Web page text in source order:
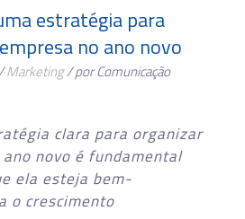
estratégia para
no ano novo
Marketing/ por Comunicação
clara para organizar
novo é fundamental
ela esteja bem-
o crescimento